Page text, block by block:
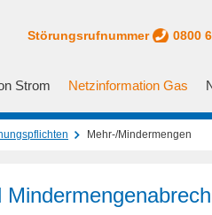
Strom Netzinformation Gas
Störungsrufnummer 0800
Mehr-/Mindermengen